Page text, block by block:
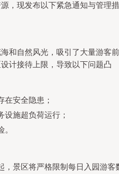
，现发布以下紧急通知与管理措
和自然风光，吸引了大量游客前
计接待上限，导致以下问题凸
在安全隐患；
设施超负荷运行；
，景区将严格限制每日入园游客